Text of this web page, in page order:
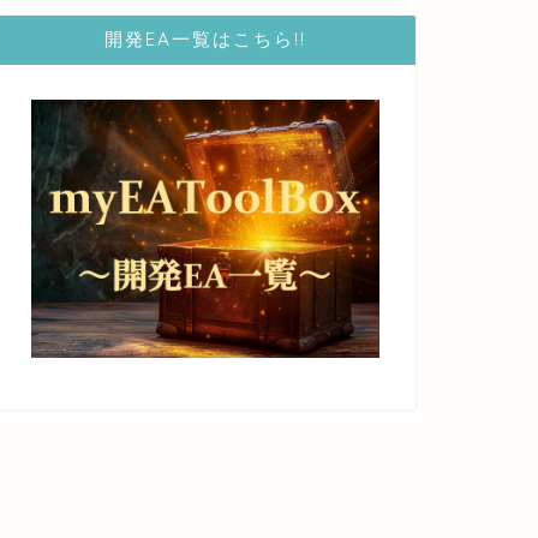
開発EA一覧はこちら!!